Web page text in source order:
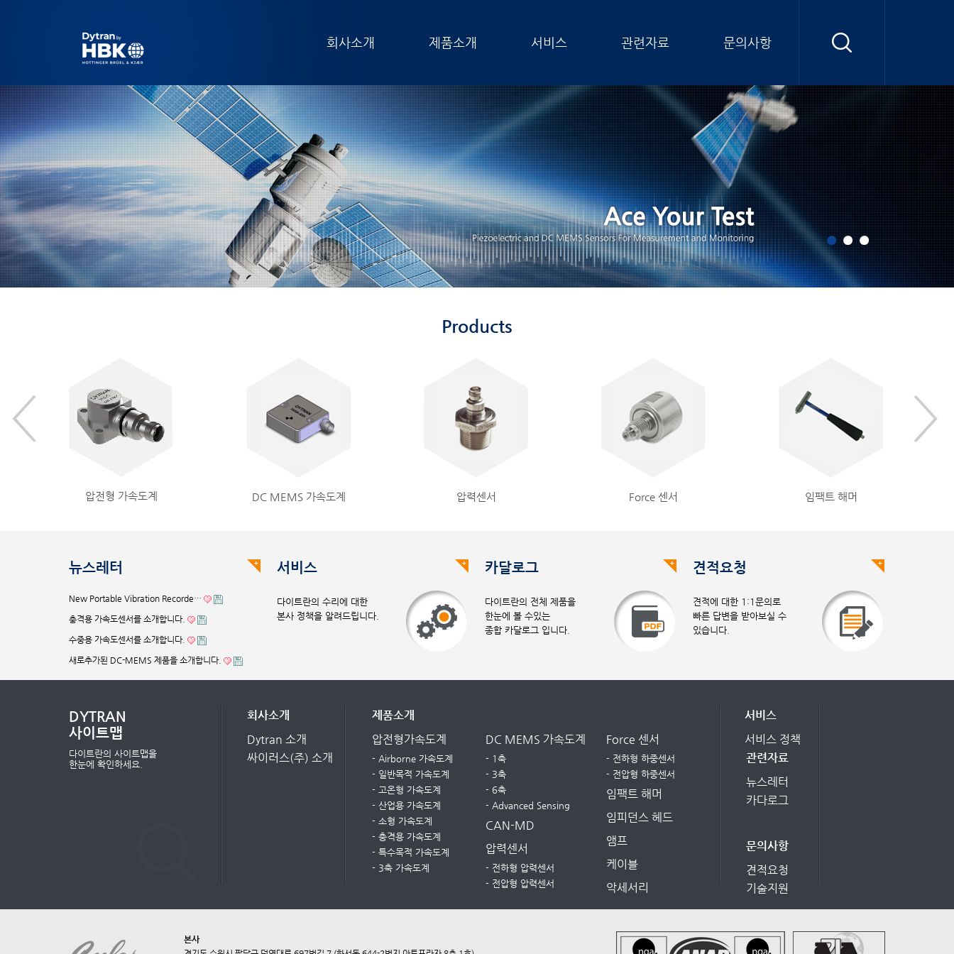
회사소개 제품소개 서비스 관련자료 문의사항
Products
압전형 가속도계 DC MEMS 가속도계 압력센서 Force 센서 임팩트 해머
뉴스레터
New Portable Vibration Recorde…
충격용 가속도센서를 소개합니다.
수중용 가속도센서를 소개합니다.
새로추가된 DC-MEMS 제품을 소개합니다.
서비스
다이트란의 수리에 대한
본사 정책을 알려드립니다.
카달로그
다이트란의 전체 제품을
한눈에 볼 수있는
종합 카달로그 입니다.
견적요청
견적에 대한 1:1문의로
빠른 답변을 받아보실 수
있습니다.
DYTRAN
사이트맵
다이트란의 사이트맵을
한눈에 확인하세요.
회사소개
Dytran 소개
싸이러스(주) 소개
제품소개
압전형가속도계
- Airborne 가속도계
- 일반목적 가속도계
- 고온형 가속도계
- 산업용 가속도계
- 소형 가속도계
- 충격용 가속도계
- 특수목적 가속도계
- 3축 가속도계
DC MEMS 가속도계
- 1축
- 3축
- 6축
- Advanced Sensing
CAN-MD
압력센서
- 전하형 압력센서
- 전압형 압력센서
Force 센서
- 전하형 하중센서
- 전압형 하중센서
임팩트 해머
임피던스 헤드
앰프
케이블
악세서리
서비스
서비스 정책
관련자료
뉴스레터
카다로그
문의사항
견적요청
기술지원
본사